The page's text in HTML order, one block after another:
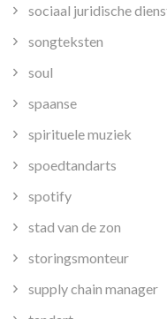
sociaal juridische
songteksten
soul
spaanse
spirituele muziek
spoedtandarts
spotify
stad van de zon
storingsmonteur
supply chain manager